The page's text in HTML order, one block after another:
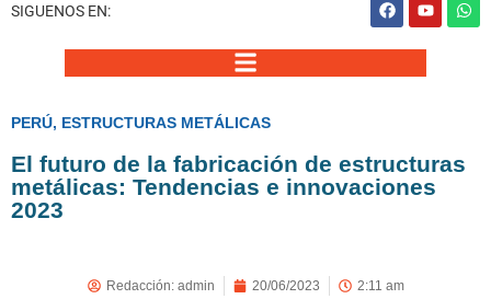
SIGUENOS EN:
PERÚ, ESTRUCTURAS METÁLICAS
El futuro de la fabricación de estructuras
metálicas: Tendencias e innovaciones
2023
Redacción: admin 20/06/2023 2:11 am